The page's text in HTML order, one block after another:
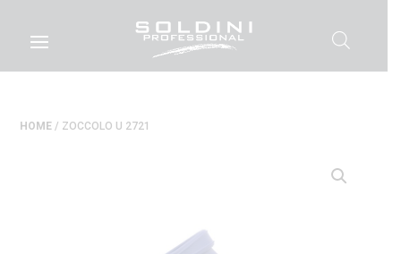
HOME/ ZOCCOLO U 2721